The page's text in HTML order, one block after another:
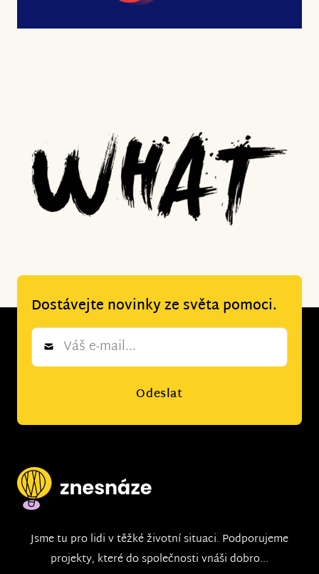
Dostávejte novinky ze světa pomoci.
Newsletter
Odeslat
Jsme tu pro lidi v těžké životní situaci. Podporujeme
projekty, které do společnosti vnáši dobro...